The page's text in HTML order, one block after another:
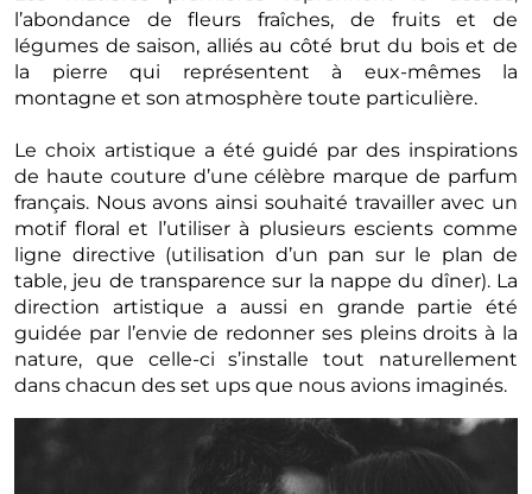
l’abondance de fleurs fraîches, de fruits et de
légumes de saison, alliés au côté brut du bois et de
la pierre qui représentent à eux-mêmes la
montagne et son atmosphère toute particulière.
Le choix artistique a été guidé par des inspirations
de haute couture d’une célèbre marque de parfum
français. Nous avons ainsi souhaité travailler avec un
motif floral et l’utiliser à plusieurs escients comme
ligne directive (utilisation d’un pan sur le plan de
table, jeu de transparence sur la nappe du dîner). La
direction artistique a aussi en grande partie été
guidée par l’envie de redonner ses pleins droits à la
nature, que celle-ci s’installe tout naturellement
dans chacun des set ups que nous avions imaginés.